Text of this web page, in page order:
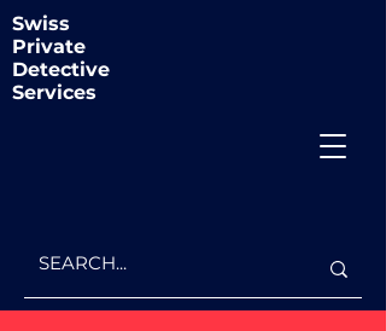
Swiss
Private
Detective
Services